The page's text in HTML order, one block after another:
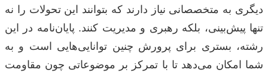
دیگری به متخصصانی نیاز دارند که بتوانند این تحولات را نه
تنها پیش‌بینی، بلکه رهبری و مدیریت کنند. پایان‌نامه در این
رشته، بستری برای پرورش چنین توانایی‌هایی است و به
شما امکان می‌دهد تا با تمرکز بر موضوعاتی چون مقاومت